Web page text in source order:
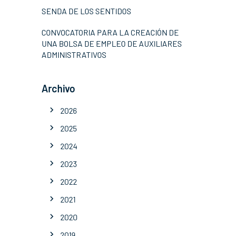
SENDA DE LOS SENTIDOS
CONVOCATORIA PARA LA CREACIÓN DE
UNA BOLSA DE EMPLEO DE AUXILIARES
ADMINISTRATIVOS
Archivo
2026
2025
2024
2023
2022
2021
2020